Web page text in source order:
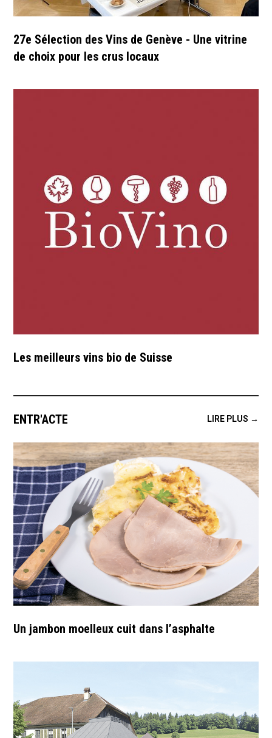
27e Sélection des Vins de Genève - Une vitrine
de choix pour les crus locaux
Les meilleurs vins bio de Suisse
ENTR'ACTE LIRE PLUS →
Un jambon moelleux cuit dans l’asphalte